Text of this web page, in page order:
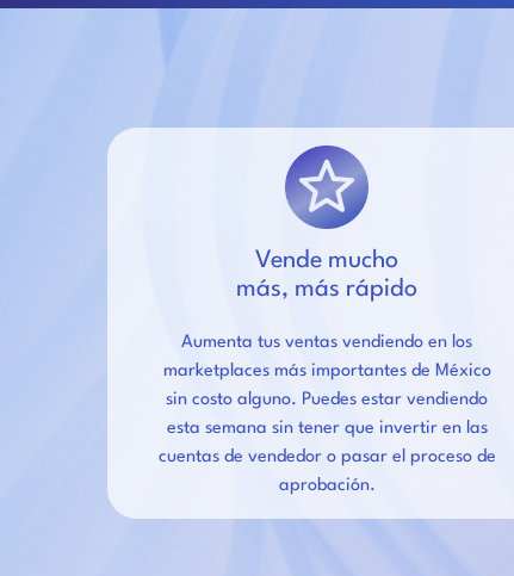
Vende mucho
más, más rápido
Aumenta tus ventas vendiendo en los
marketplaces más importantes de México
sin costo alguno. Puedes estar vendiendo
esta semana sin tener que invertir en las
cuentas de vendedor o pasar el proceso de
aprobación.